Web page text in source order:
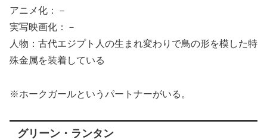
アニメ化：－
実写映画化：－
人物：古代エジプト人の生まれ変わりで鳥の形を模した特
殊金属を装着している
※ホークガールというパートナーがいる。
グリーン・ランタン